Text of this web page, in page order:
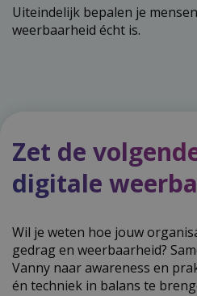
Uiteindelijk bepalen je
weerbaarheid écht is.
Zet de
digitale
Wil je weten hoe jouw
gedrag en weerbaarheid?
Vanny naar awareness en
én techniek in balans te